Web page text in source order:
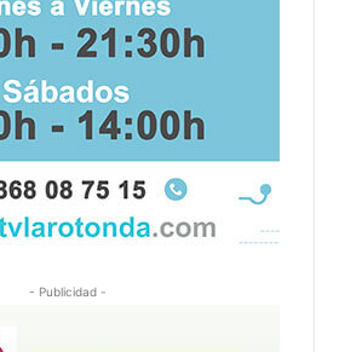
- Publicidad -